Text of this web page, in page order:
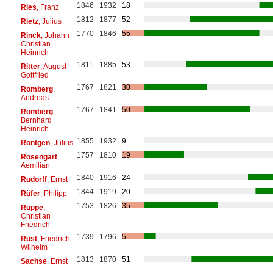
Ries , Franz 1846 1932
18
Rietz, Julius 1812 1877
52
Rinck, Johann
Christian
Heinrich
1770 1846 55
Ritter, August
Gottfried
1811 1885 53
Romberg,
Andreas
1767 1821 30
Romberg,
Bernhard
Heinrich
1767 1841 50
Röntgen, Julius 1855 1932
9
Rosengart,
Aemilian
1757 1810 19
Rudorff, Ernst 1840 1916
24
Rüfer, Philipp 1844 1919
20
Ruppe,
Christian
Friedrich
1753 1826 35
Rust, Friedrich
Wilhelm
1739 1796 5
Sachse, Ernst 1813 1870
51